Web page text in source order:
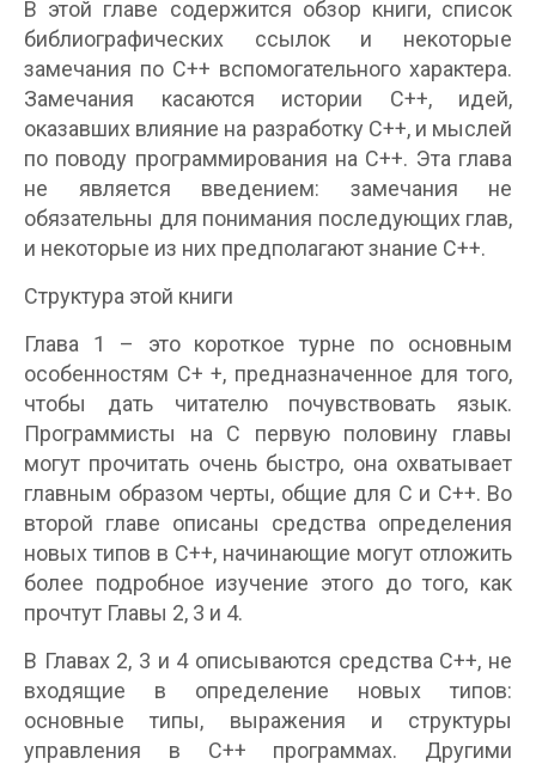
В этой главе содержится обзор книги, список
библиографических ссылок и некоторые
замечания по С++ вспомогательного характера.
Замечания касаются истории С++, идей,
оказавших влияние на разработку С++, и мыслей
по поводу программирования на С++. Эта глава
не является введением: замечания не
обязательны для понимания последующих глав,
и некоторые из них предполагают знание С++.
Структура этой книги
Глава 1 – это короткое турне по основным
особенностям С+ +, предназначенное для того,
чтобы дать читателю почувствовать язык.
Программисты на C первую половину главы
могут прочитать очень быстро, она охватывает
главным образом черты, общие для C и С++. Во
второй главе описаны средства определения
новых типов в С++, начинающие могут отложить
более подробное изучение этого до того, как
прочтут Главы 2, 3 и 4.
В Главах 2, 3 и 4 описываются средства С++, не
входящие в определение новых типов:
основные типы, выражения и структуры
управления в С++ программах. Другими